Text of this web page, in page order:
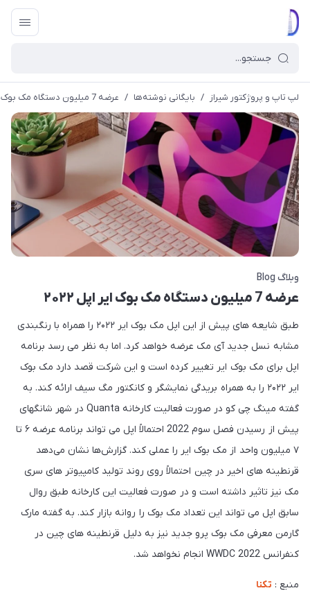
لپ تاپ و پروژکتور شیراز / بایگانی نوشته‌ها / عرضه 7 میلیون دستگاه مک بوک ایر اپل ۲۰۲۲
وبلاگ Blog
عرضه 7 میلیون دستگاه مک بوک ایر اپل ۲۰۲۲
طبق شایعه های پیش از این اپل مک بوک ایر ۲۰۲۲ را همراه با رنگبندی
مشابه نسل جدید آی مک عرضه خواهد کرد. اما به نظر می رسد برنامه
اپل برای مک بوک ایر تغییر کرده است و این شرکت قصد دارد مک بوک
ایر ۲۰۲۲ را به همراه بریدگی نمایشگر و کانکتور مگ سیف ارائه کند. به
گفته مینگ چی کو در صورت فعالیت کارخانه Quanta در شهر شانگهای
پیش از رسیدن فصل سوم 2022 احتمالاً اپل می تواند برنامه عرضه ۶ تا
۷ میلیون واحد از مک بوک ایر را عملی کند. گزارش‌ها نشان می‌دهد
قرنطینه های اخیر در چین احتمالاً روی روند تولید کامپیوتر های سری
مک نیز تاثیر داشته است و در صورت فعالیت این کارخانه طبق روال
سابق اپل می تواند این تعداد مک بوک را روانه بازار کند. به گفته مارک
گارمن معرفی مک بوک پرو جدید نیز به دلیل قرنطینه های چین در
کنفرانس WWDC 2022 انجام نخواهد شد.
منبع : تکنا